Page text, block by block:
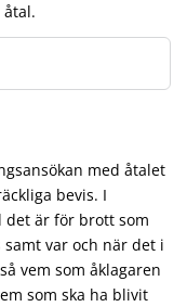
åtal.
med åtalet
bevis. I
det är för brott som
var och när det i
vem som åklagaren
som ska ha blivit